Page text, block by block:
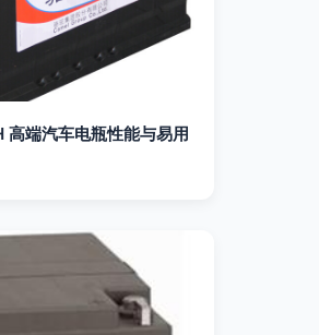
端汽车电瓶性能与易用